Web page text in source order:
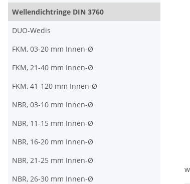
Wellendichtringe DIN 3760
DUO-Wedis
FKM, 03-20 mm Innen-Ø
FKM, 21-40 mm Innen-Ø
FKM, 41-120 mm Innen-Ø
NBR, 03-10 mm Innen-Ø
NBR, 11-15 mm Innen-Ø
NBR, 16-20 mm Innen-Ø
NBR, 21-25 mm Innen-Ø
NBR, 26-30 mm Innen-Ø